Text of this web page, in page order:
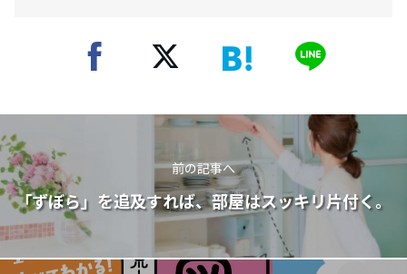
前の記事へ
「ずぼら」を追及すれば、部屋はスッキリ片付く。